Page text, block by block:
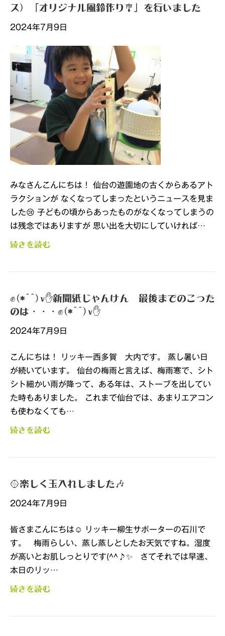
ス）「オリジナル風鈴作り🎐」を行いました
2024年7月9日
みなさんこんにちは！ 仙台の遊園地の古くからあるアト
ラクションが なくなってしまったというニュースを見ま
した😢 子どもの頃からあったものがなくなってしまうの
は残念ではありますが 思い出を大切にしていければ…
続きを読む
✊(*^^)v✋新聞紙じゃんけん 最後までのこった
のは・・・✊(*^^)v✋
2024年7月9日
こんにちは！ リッキー西多賀 大内です。 蒸し暑い日
が続いています。 仙台の梅雨と言えば、梅雨寒で、シト
シト細かい雨が降って、ある年は、ストーブを出してい
た時もありました。 これまで仙台では、あまりエアコン
も使わなくても…
続きを読む
🥎楽しく玉入れしました🎶
2024年7月9日
皆さまこんにちは☺ リッキー柳生サポーターの石川で
す。 梅雨らしい、蒸し蒸しとしたお天気ですね。湿度
が高いとお肌しっとりです(^^♪✨ さてそれでは早速、
本日のリッ…
続きを読む